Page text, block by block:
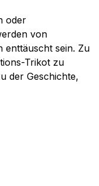
oder
von
enttäuscht sein. Zu
Trikot zu
der Geschichte,